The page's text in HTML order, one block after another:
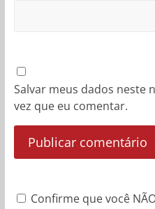
Salvar meus dados neste
vez que eu comentar.
Confirme que você